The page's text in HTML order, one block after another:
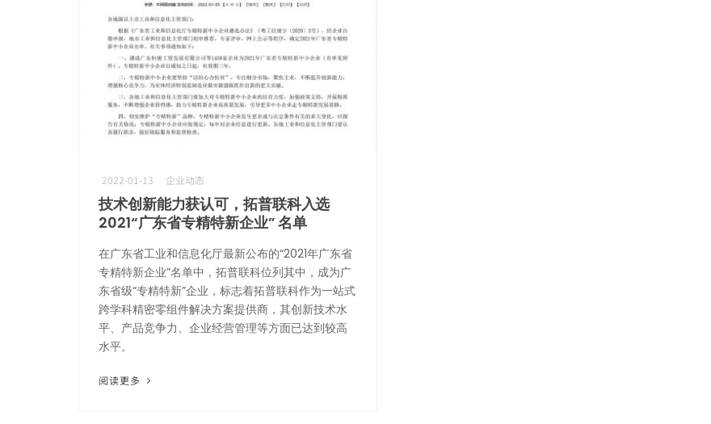
2022-01-13 企业动态
技术创新能力获认可，拓普联科入选
2021“广东省专精特新企业” 名单
在广东省工业和信息化厅最新公布的“2021年广东省
专精特新企业”名单中，拓普联科位列其中，成为广
东省级“专精特新”企业，标志着拓普联科作为一站式
跨学科精密零组件解决方案提供商，其创新技术水
平、产品竞争力、企业经营管理等方面已达到较高
水平。
阅读更多